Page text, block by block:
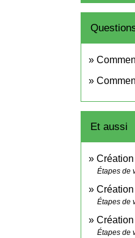
Et aussi
Étapes de
Étapes de
Étapes de